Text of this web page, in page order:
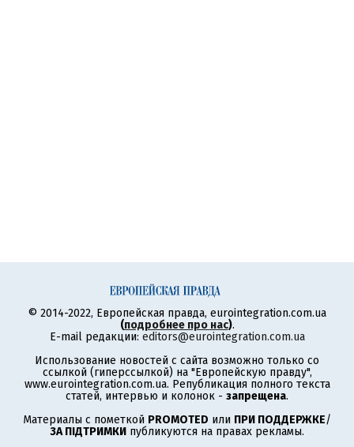
© 2014-2022, Европейская правда, eurointegration.com.ua
(подробнее про нас).
E-mail редакции: editors@eurointegration.com.ua
Использование новостей с сайта возможно только со
ссылкой (гиперссылкой) на "Европейскую правду",
www.eurointegration.com.ua. Републикация полного текста
статей, интервью и колонок - запрещена.
Материалы с пометкой PROMOTED или ПРИ ПОДДЕРЖКЕ/
ЗА ПІДТРИМКИ публикуются на правах рекламы.